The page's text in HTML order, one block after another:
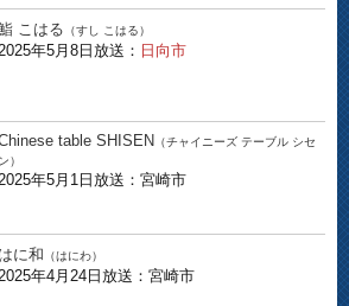
こはる （すし こはる）
年5月8日放送： 日向市
table SHISEN （チャイニーズ テーブル シセ
ン）
年5月1日放送：宮崎市
はに和 （はにわ）
年4月24日放送：宮崎市